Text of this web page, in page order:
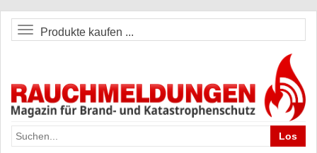
Produkte kaufen ...